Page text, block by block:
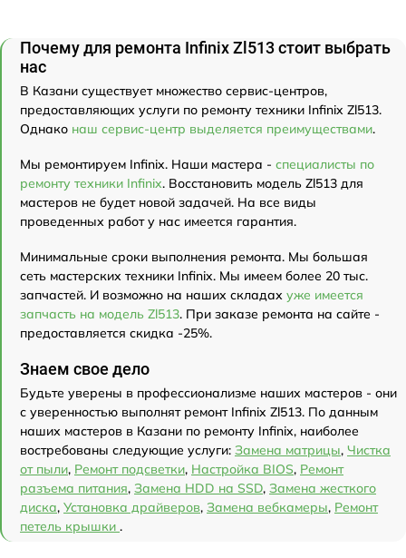
Почему для ремонта Infinix Zl513 стоит выбрать
нас
В Казани существует множество сервис-центров,
предоставляющих услуги по ремонту техники Infinix Zl513.
Однако наш сервис-центр выделяется преимуществами.
Мы ремонтируем Infinix. Наши мастера - специалисты по
ремонту техники Infinix. Восстановить модель Zl513 для
мастеров не будет новой задачей. На все виды
проведенных работ у нас имеется гарантия.
Минимальные сроки выполнения ремонта. Мы большая
сеть мастерских техники Infinix. Мы имеем более 20 тыс.
запчастей. И возможно на наших складах уже имеется
запчасть на модель Zl513. При заказе ремонта на сайте -
предоставляется скидка -25%.
Знаем свое дело
Будьте уверены в профессионализме наших мастеров - они
с уверенностью выполнят ремонт Infinix Zl513. По данным
наших мастеров в Казани по ремонту Infinix, наиболее
востребованы следующие услуги: Замена матрицы, Чистка
от пыли, Ремонт подсветки, Настройка BIOS, Ремонт
разъема питания, Замена HDD на SSD, Замена жесткого
диска, Установка драйверов, Замена вебкамеры, Ремонт
петель крышки .